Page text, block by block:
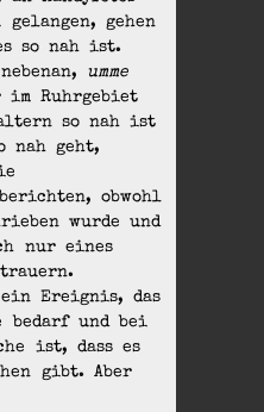
gehen
so nah ist.
umme
Ruhrgebiet
so nah ist
nah geht,
obwohl
wurde und
nur eines
Ereignis, das
bedarf und bei
ist, dass es
gibt. Aber